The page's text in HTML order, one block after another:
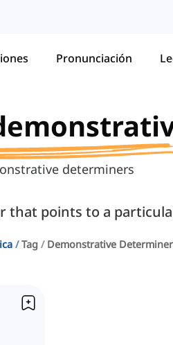
Pronunciación
determiners
that points to a
Tag Demonstrative